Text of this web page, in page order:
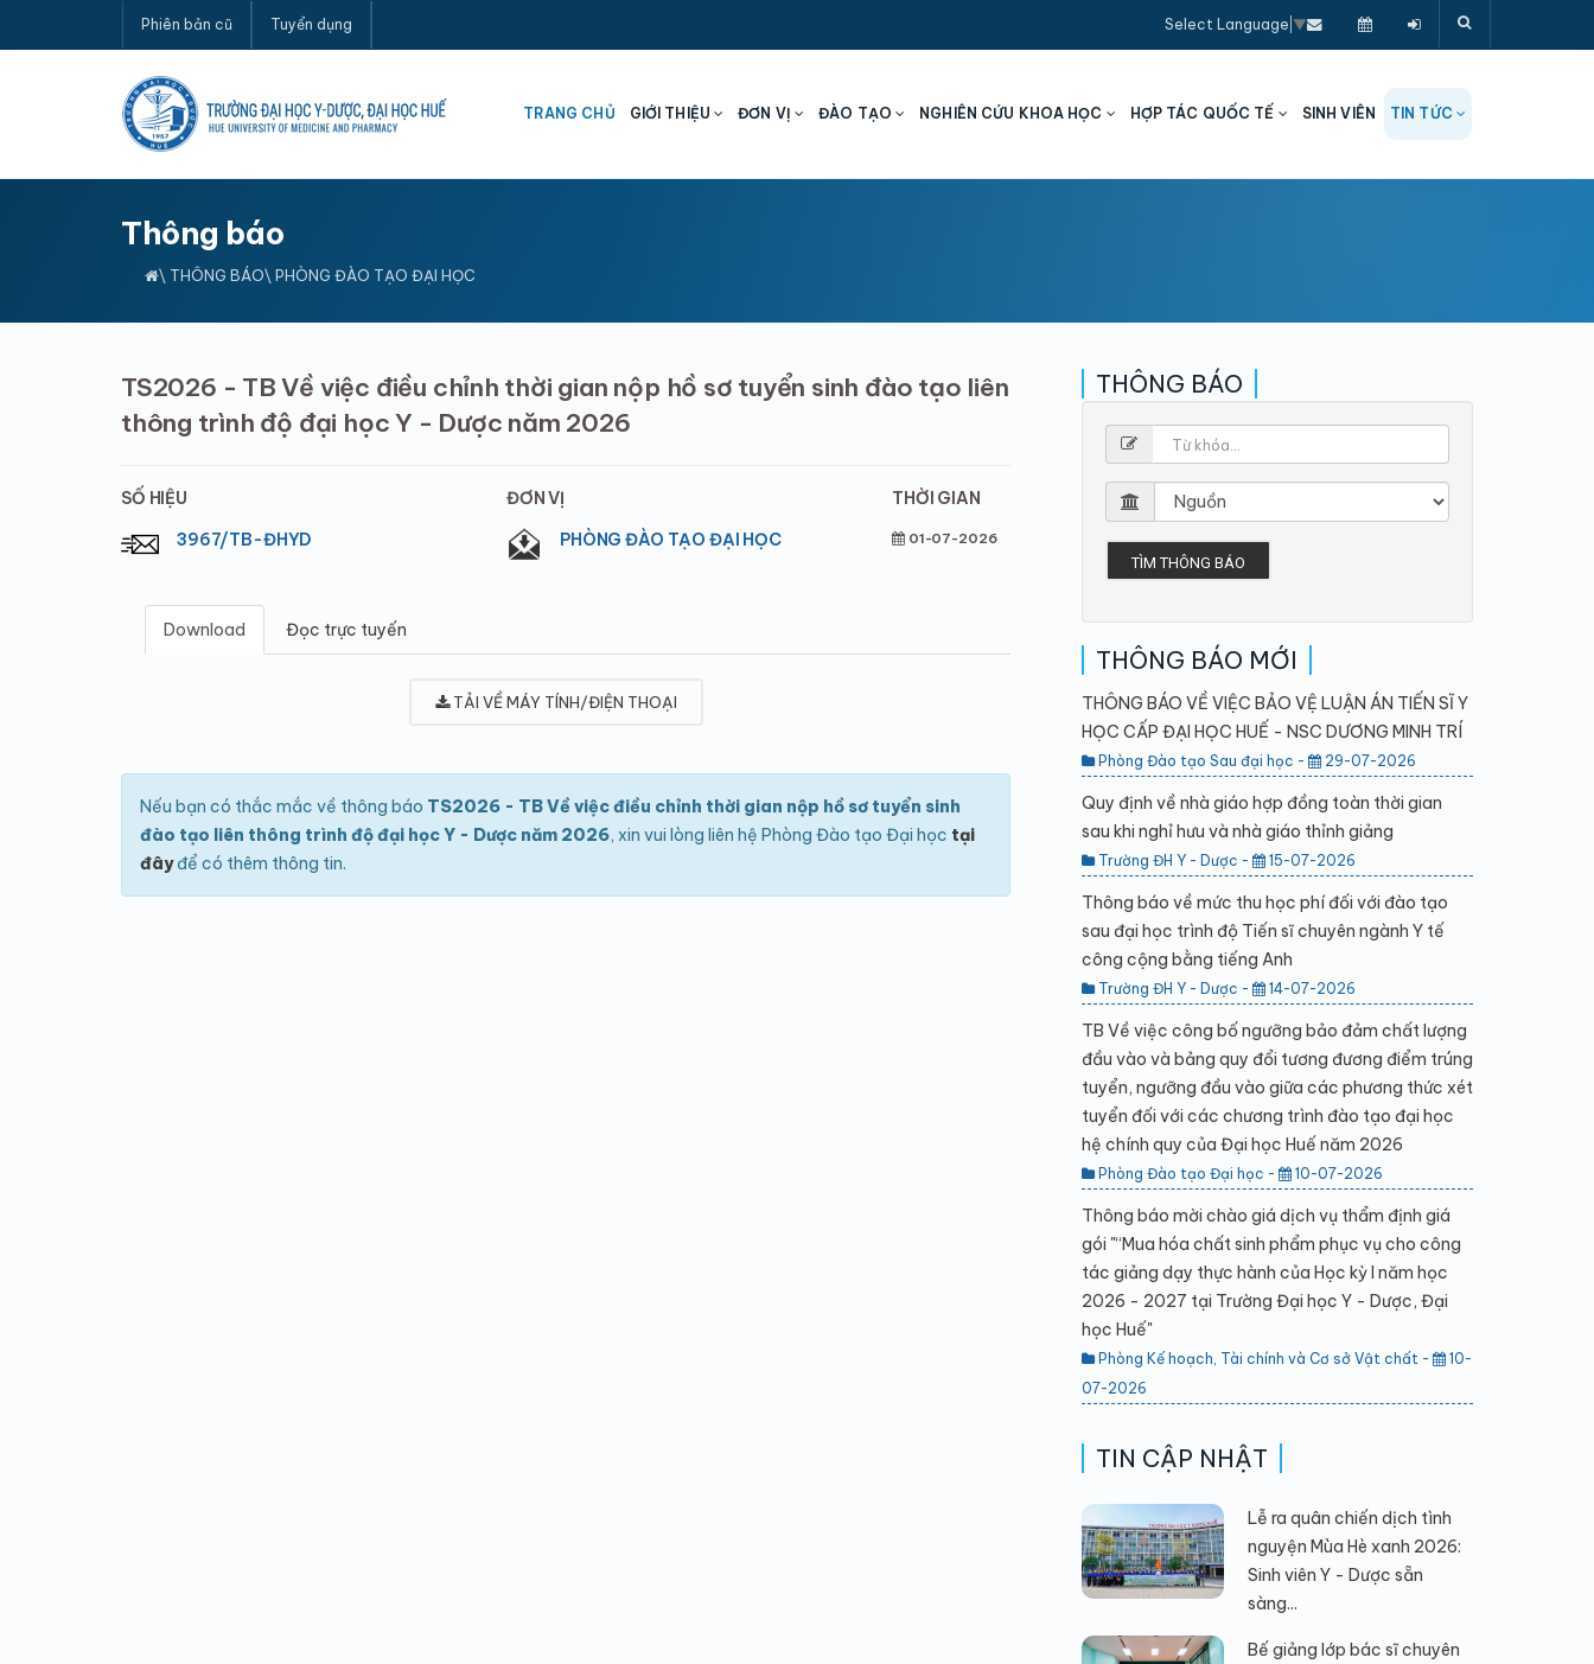
Phiên bản cũ Tuyển dụng Select Language ▼
TRANG CHỦ GIỚI THIỆU ĐƠN VỊ ĐÀO TẠO NGHIÊN CỨU KHOA HỌC HỢP TÁC QUỐC TẾ SINH VIÊN TIN TỨC
Thông báo
\ THÔNG BÁO\ PHÒNG ĐÀO TẠO ĐẠI HỌC
TS2026 - TB Về việc điều chỉnh thời gian nộp hồ sơ tuyển sinh đào tạo liên
thông trình độ đại học Y - Dược năm 2026
SỐ HIỆU
3967/TB-ĐHYD
ĐƠN VỊ
PHÒNG ĐÀO TẠO ĐẠI HỌC
THỜI GIAN
01-07-2026
Download Đọc trực tuyến
TẢI VỀ MÁY TÍNH/ĐIỆN THOẠI
Nếu bạn có thắc mắc về thông báo TS2026 - TB Về việc điều chỉnh thời gian nộp hồ sơ tuyển sinh
đào tạo liên thông trình độ đại học Y - Dược năm 2026, xin vui lòng liên hệ Phòng Đào tạo Đại học tại
đâyđể có thêm thông tin.
THÔNG BÁO
TÌM THÔNG BÁO
THÔNG BÁO MỚI
THÔNG BÁO VỀ VIỆC BẢO VỆ LUẬN ÁN TIẾN SĨ Y
HỌC CẤP ĐẠI HỌC HUẾ - NSC DƯƠNG MINH TRÍ
Phòng Đào tạo Sau đại học - 29-07-2026
Quy định về nhà giáo hợp đồng toàn thời gian
sau khi nghỉ hưu và nhà giáo thỉnh giảng
Trường ĐH Y - Dược - 15-07-2026
Thông báo về mức thu học phí đối với đào tạo
sau đại học trình độ Tiến sĩ chuyên ngành Y tế
công cộng bằng tiếng Anh
Trường ĐH Y - Dược - 14-07-2026
TB Về việc công bố ngưỡng bảo đảm chất lượng
đầu vào và bảng quy đổi tương đương điểm trúng
tuyển, ngưỡng đầu vào giữa các phương thức xét
tuyển đối với các chương trình đào tạo đại học
hệ chính quy của Đại học Huế năm 2026
Phòng Đào tạo Đại học - 10-07-2026
Thông báo mời chào giá dịch vụ thẩm định giá
gói "“Mua hóa chất sinh phẩm phục vụ cho công
tác giảng dạy thực hành của Học kỳ I năm học
2026 - 2027 tại Trường Đại học Y - Dược, Đại
học Huế"
Phòng Kế hoạch, Tài chính và Cơ sở Vật chất -
10-
07-2026
TIN CẬP NHẬT
Lễ ra quân chiến dịch tình
nguyện Mùa Hè xanh 2026:
Sinh viên Y - Dược sẵn
sàng...
Bế giảng lớp bác sĩ chuyên